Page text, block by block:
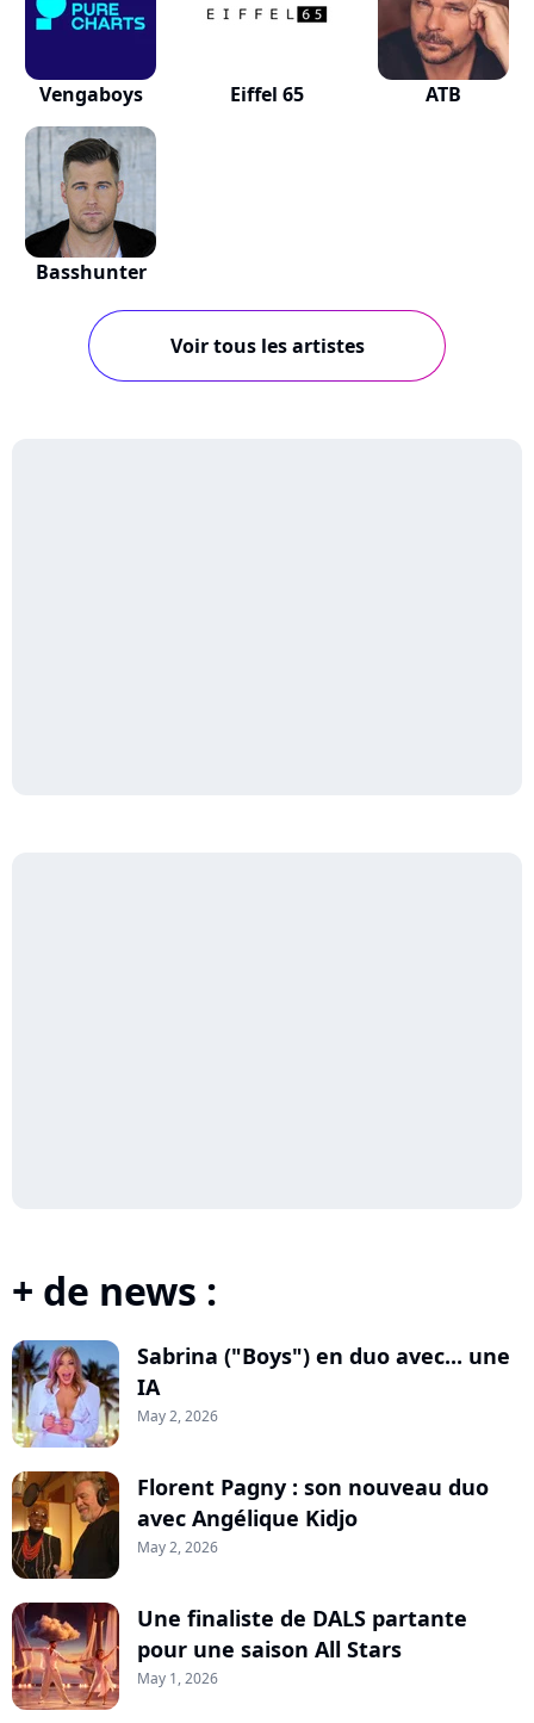
Vengaboys Eiffel 65 ATB
Basshunter
Voir tous les artistes
+ de news :
Sabrina ("Boys") en duo avec... une
IA
May 2, 2026
Florent Pagny : son nouveau duo
avec Angélique Kidjo
May 2, 2026
Une finaliste de DALS partante
pour une saison All Stars
May 1, 2026